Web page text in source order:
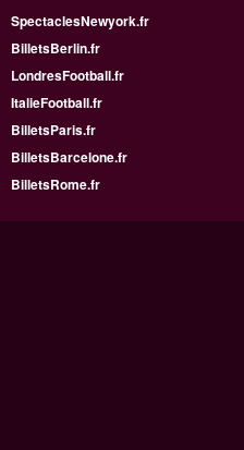
SpectaclesNewyork.fr
BilletsBerlin.fr
LondresFootball.fr
ItalieFootball.fr
BilletsParis.fr
BilletsBarcelone.fr
BilletsRome.fr